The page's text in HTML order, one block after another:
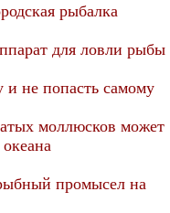
рыбалка
для ловли рыбы
не попасть самому
моллюсков может
промысел на